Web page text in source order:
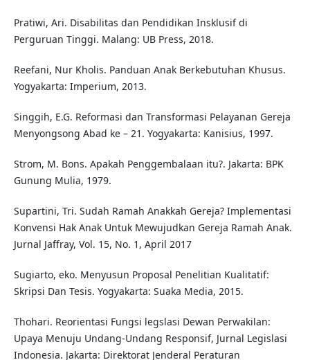
Pratiwi, Ari. Disabilitas dan Pendidikan Insklusif di
Perguruan Tinggi. Malang: UB Press, 2018.
Reefani, Nur Kholis. Panduan Anak Berkebutuhan Khusus.
Yogyakarta: Imperium, 2013.
Singgih, E.G. Reformasi dan Transformasi Pelayanan Gereja
Menyongsong Abad ke – 21. Yogyakarta: Kanisius, 1997.
Strom, M. Bons. Apakah Penggembalaan itu?. Jakarta: BPK
Gunung Mulia, 1979.
Supartini, Tri. Sudah Ramah Anakkah Gereja? Implementasi
Konvensi Hak Anak Untuk Mewujudkan Gereja Ramah Anak.
Jurnal Jaffray, Vol. 15, No. 1, April 2017
Sugiarto, eko. Menyusun Proposal Penelitian Kualitatif:
Skripsi Dan Tesis. Yogyakarta: Suaka Media, 2015.
Thohari. Reorientasi Fungsi legslasi Dewan Perwakilan:
Upaya Menuju Undang-Undang Responsif, Jurnal Legislasi
Indonesia. Jakarta: Direktorat Jenderal Peraturan